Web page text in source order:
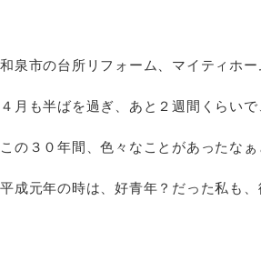
和泉市の台所リフォーム、マイティホー
４月も半ばを過ぎ、あと２週間くらい
この３０年間、色々なことがあったなぁ
平成元年の時は、好青年？だった私も